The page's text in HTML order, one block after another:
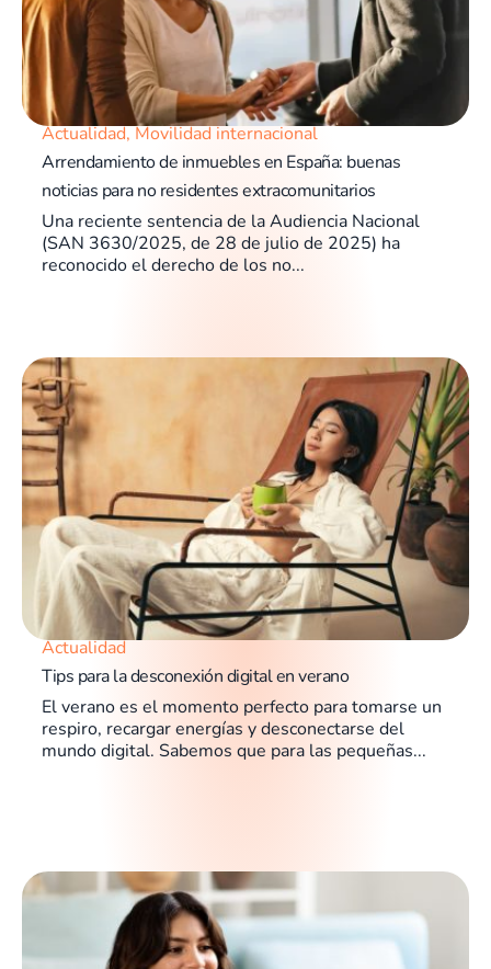
Actualidad,Movilidad internacional
Arrendamiento de inmuebles en España: buenas
noticias para no residentes extracomunitarios
Una reciente sentencia de la Audiencia Nacional
(SAN 3630/2025, de 28 de julio de 2025) ha
reconocido el derecho de los no...
Actualidad
Tips para la desconexión digital en verano
El verano es el momento perfecto para tomarse un
respiro, recargar energías y desconectarse del
mundo digital. Sabemos que para las pequeñas...